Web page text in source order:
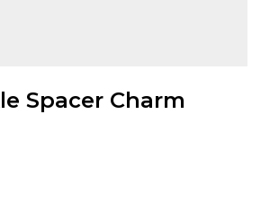
Spacer Charm